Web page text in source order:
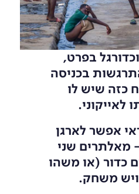
בפרט,
בכניסה
כזה שיש לו
לאייקוני.
אפשר לארגן
מאלתרים שני
כדור (או משהו
ויש משחק.